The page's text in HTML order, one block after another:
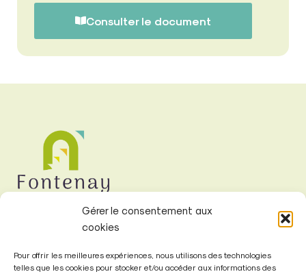
Gérer le consentement aux
cookies
Pour offrir les meilleures expériences, nous utilisons des technologies
telles que les cookies pour stocker et/ou accéder aux informations des
Consulter le document
Mairie de